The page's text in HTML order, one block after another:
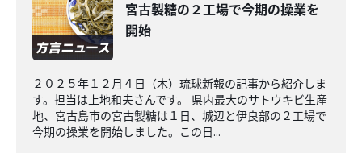
宮古製糖の２工場で今期の操業を
開始
２０２５年１２月４日（木）琉球新報の記事から紹介しま
す。担当は上地和夫さんです。 県内最大のサトウキビ生産
地、宮古島市の宮古製糖は１日、城辺と伊良部の２工場で
今期の操業を開始しました。この日...